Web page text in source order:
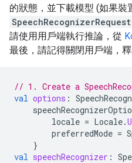
的狀態，並下載模型 (如果裝
SpeechRecognizerRequest
請使用用戶端執行推論，從
最後，請記得關閉用戶端，釋
// 1. Create a
val options :
locale = Locale.
preferredMode =
}
val speechRecognizer :